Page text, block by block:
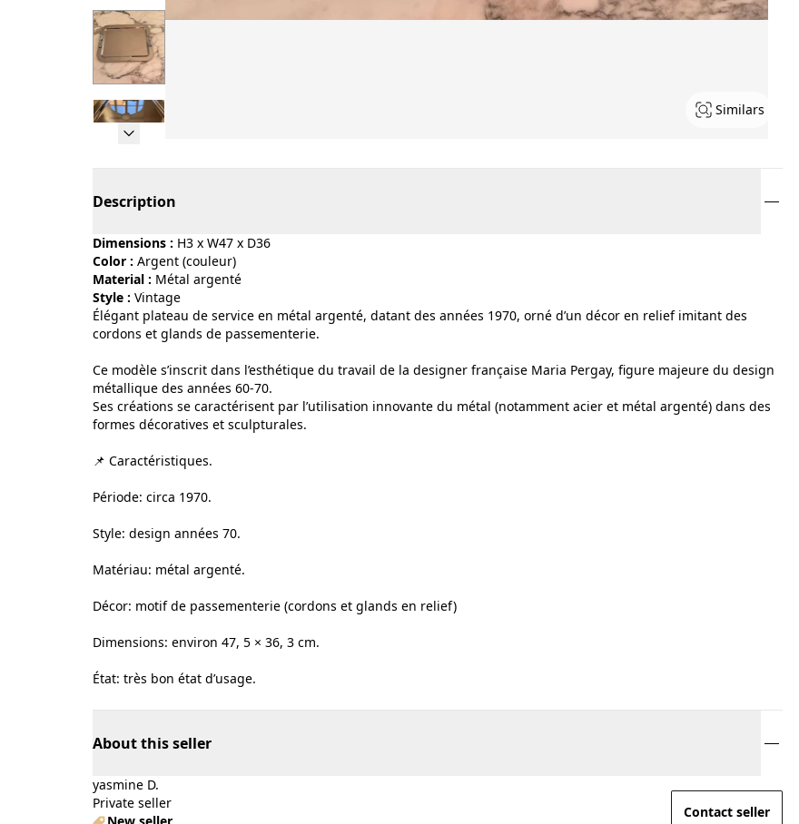
Similars
Description
Dimensions : H3 x W47 x D36
Color :
argent (couleur)
Material :
métal argenté
Style :
vintage
Élégant plateau de service en métal argenté, datant des années 1970, orné d’un décor en relief imitant des
cordons et glands de passementerie.
Ce modèle s’inscrit dans l’esthétique du travail de la designer française Maria Pergay, figure majeure du design
métallique des années 60-70.
Ses créations se caractérisent par l’utilisation innovante du métal (notamment acier et métal argenté) dans des
formes décoratives et sculpturales.
📌 Caractéristiques.
Période: circa 1970.
Style: design années 70.
Matériau: métal argenté.
Décor: motif de passementerie (cordons et glands en relief)
Dimensions: environ 47, 5 × 36, 3 cm.
État: très bon état d’usage.
About this seller
yasmine D.
Private seller
Contact seller